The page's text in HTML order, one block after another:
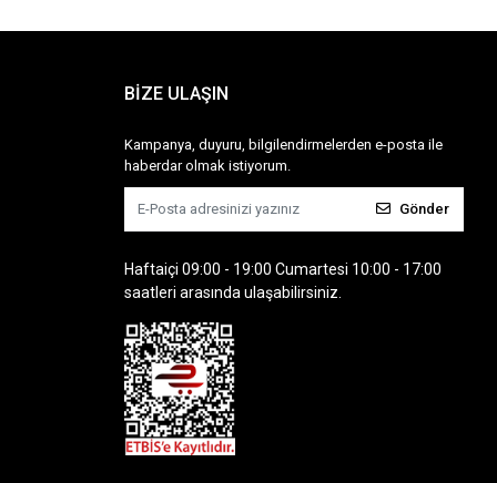
BİZE ULAŞIN
Kampanya, duyuru, bilgilendirmelerden e-posta ile
haberdar olmak istiyorum.
Gönder
Haftaiçi 09:00 - 19:00 Cumartesi 10:00 - 17:00
saatleri arasında ulaşabilirsiniz.